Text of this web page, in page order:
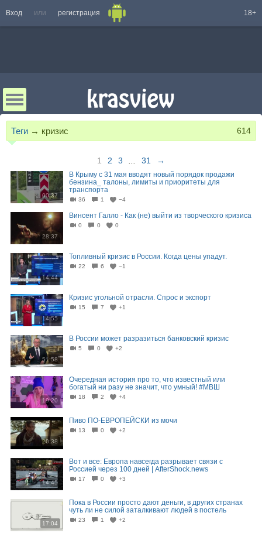
Вход или регистрация 18+
Теги → кризис 614
1 2 3 31 →
00:37
В Крыму с 31 мая вводят новый порядок продажи
бензина_ талоны, лимиты и приоритеты для
транспорта
36 1 −4
28:37
Винсент Галло - Как (не) выйти из творческого кризиса
0 0 0
14:44
Топливный кризис в России. Когда цены упадут.
22 6 −1
14:55
Кризис угольной отрасли. Спрос и экспорт
15 7 +1
51:58
В России может разразиться банковский кризис
5 0 +2
19:20
Очередная история про то, что известный или
богатый ни разу не значит, что умный! #МВШ
18 2 +4
20:38
Пиво ПО-ЕВРОПЕЙСКИ из мочи
13 0 +2
14:45
Вот и все: Европа навсегда разрывает связи с
Россией через 100 дней | AfterShock.news
17 0 +3
17:04
Пока в России просто дают деньги, в других странах
чуть ли не силой заталкивают людей в постель
23 1 +2